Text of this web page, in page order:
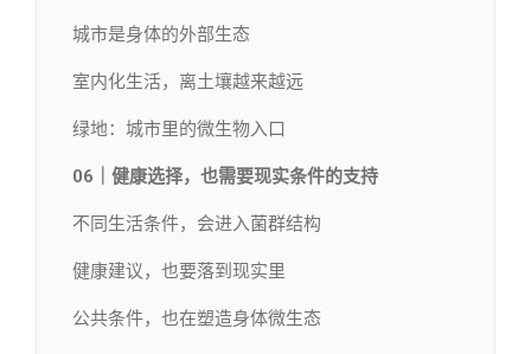
城市是身体的外部生态
室内化生活，离土壤越来越远
绿地：城市里的微生物入口
06｜健康选择，也需要现实条件的支持
不同生活条件，会进入菌群结构
健康建议，也要落到现实里
公共条件，也在塑造身体微生态